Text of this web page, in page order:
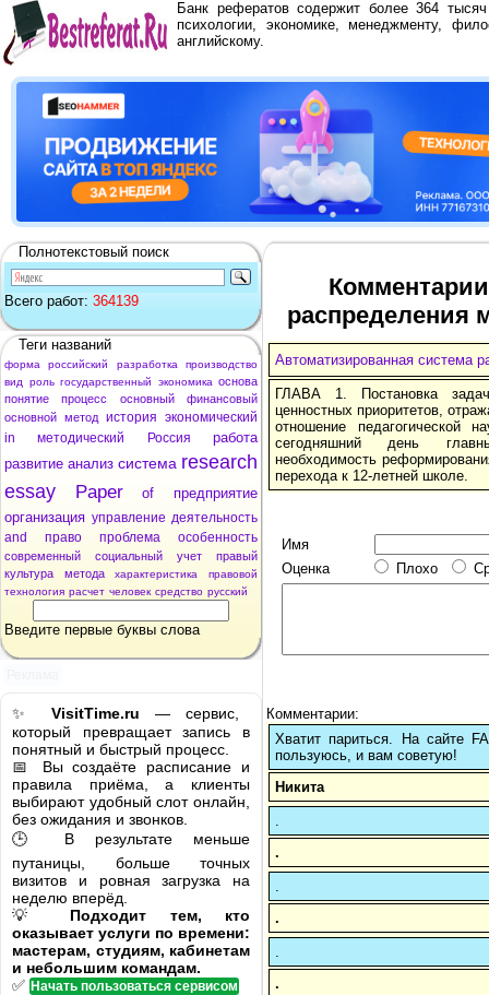
Банк рефератов содержит более 364
психологии, экономике, менеджменту,
английскому.
Полнотекстовый поиск
Всего работ: 364139
Теги названий
форма российский разработка
производство
вид
роль государственный экономика основа
понятие
процесс основный
финансовый
основной метод история экономический
in
методический Россия
работа
развитие анализ система research
essay
Paper of
предприятие
организация управление деятельность
and
право проблема особенность
современный социальный учет
правый
культура
метода характеристика
правовой
технология расчет человек средство русский
Введите первые буквы слова
✨ VisitTime.ru — сервис,
который превращает запись в
понятный и быстрый процесс.
📅 Вы создаёте расписание и
правила приёма, а клиенты
выбирают удобный слот онлайн,
без ожидания и звонков.
🕒 В результате меньше
путаницы, больше точных
визитов и ровная загрузка на
неделю вперёд.
💡 Подходит тем, кто
оказывает услуги по времени:
мастерам, студиям, кабинетам
и небольшим командам.
✅ Начать пользоваться сервисом
распределения
Автоматизированная система
ГЛАВА 1. Постановка
ценностных приоритетов,
отношение педагогической
сегодняшний день
необходимость
перехода к 12-летней школе.
Имя
Оценка
Плохо
Комментарии:
Хватит париться. На сайте
пользуюсь, и вам советую!
Никита
.
.
.